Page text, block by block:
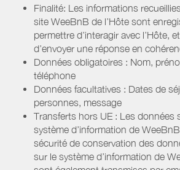
Finalité: Les informations
site WeeBnB de l’Hôte sont
permettre d’interagir avec l’Hôte,
d’envoyer une réponse en
Données obligatoires : Nom,
téléphone
Données facultatives : Dates de
personnes, message
Transferts hors UE : Les données
système d’information de
sécurité de conservation des
sur le système d’information de